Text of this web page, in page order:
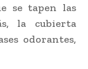
se tapen las
la cubierta
odorantes,